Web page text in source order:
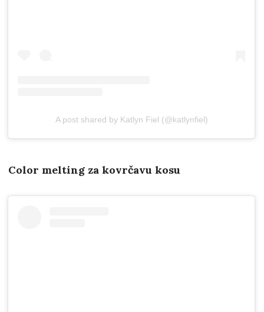
A post shared by Katlyn Fiel (@katlynfiel)
Color melting za kovrčavu kosu